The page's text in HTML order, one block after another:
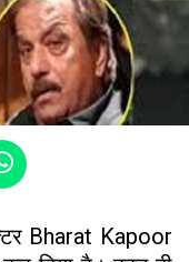
Bharat Kapoor